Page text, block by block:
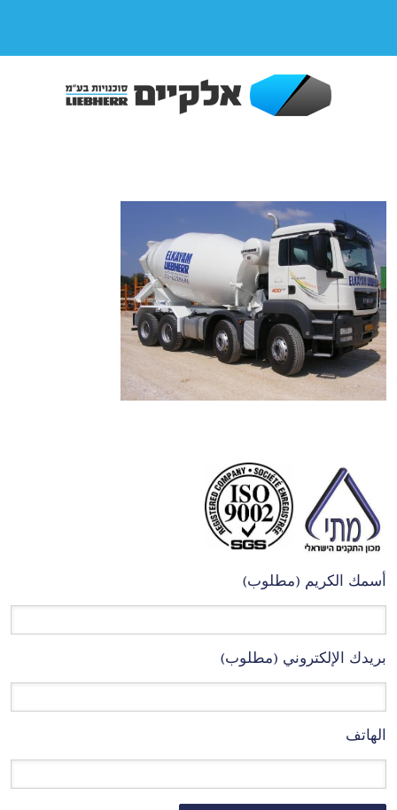
أسمك الكريم (مطلوب)
بريدك الإلكتروني (مطلوب)
الهاتف